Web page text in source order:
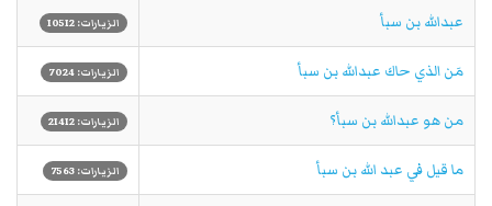
عبدالله بن سبأ الزيارات: 10512
مَن الذي حاك عبدالله بن سبأ الزيارات: 7024
من هو عبدالله بن سبأ؟ الزيارات: 21412
ما قيل في عبد الله بن سبأ الزيارات: 7563